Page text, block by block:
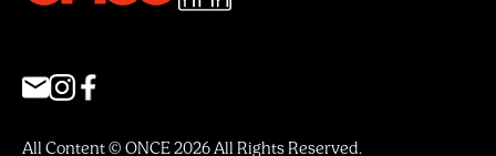
All Content © ONCE 2026 All Rights Reserved.